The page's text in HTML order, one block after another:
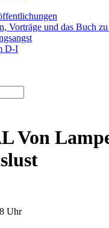
Vorträge und das Buch
D-I
Von
Uhr